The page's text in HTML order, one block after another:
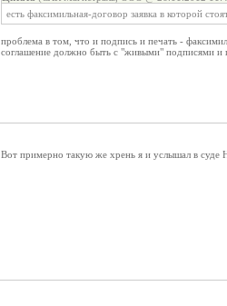
есть факсимильная-договор заявка в которой
проблема в том, что и подпись и печать -
соглашение должно быть с "живыми" подписями и
Вот примерно такую же хрень я и услышал в суде